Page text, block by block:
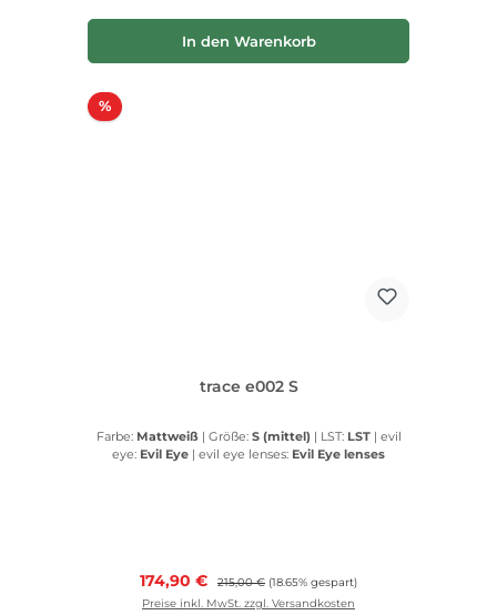
In den Warenkorb
%Rabatt
trace e002 S
Farbe: Mattweiß | Größe: S (mittel) | LST: LST |
eye: Evil Eye | evil eye lenses: Evil Eye lenses
Verkaufspreis:
174,90 € Regulärer Preis:
215,00 € (18.65% gespart)
Preise inkl. MwSt. zzgl. Versandkosten